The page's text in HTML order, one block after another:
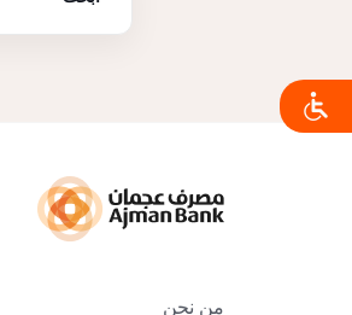
من نحن